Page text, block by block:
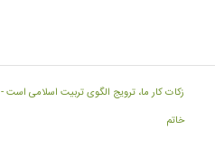
زکات کار ما، ترویج الگوی تربیت اسلامی است -
خاتم